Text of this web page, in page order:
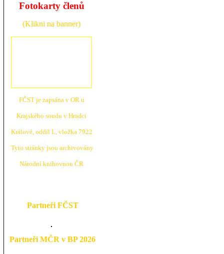
Fotokarty členů
(Klikni na banner)
FČST je zapsána v OR u
Krajského soudu v Hradci
Králové, oddíl L, vložka 7922
Tyto stránky jsou archivovány
Národní knihovnou ČR
Partneři FČST
Partneři MČR v BP 2026